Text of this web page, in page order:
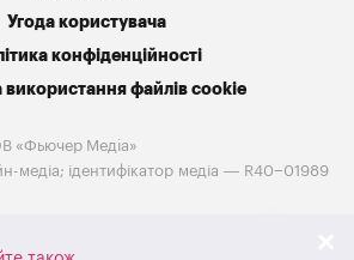
Угода користувача
конфіденційності
використання файлів cookie
«Фьючер Медiа»
медіа; ідентифікатор медіа — R40−01989